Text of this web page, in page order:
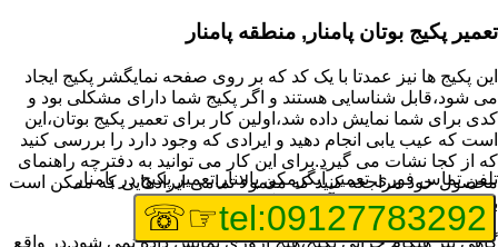
تعمیر پکیج بوتان پامنار, منطقه پامنار
این پکیج ها نیز عمدتا با یک کد که بر روی صفحه نمایگشر پکیج ایجاد
می شود،قابل شناسایی هستند و اگر پکیج شما دارای مشکلی بود و
کدی برای شما نمایش داده شد،اولین کار برای تعمیر پکیج بوتان،این
است که عیب یابی انجام دهید و ایرادی که وجود دارد را بررسی کنید
که از کجا نشات می گیرد.برای این کار می توانید به دفترچه راهنمای
محصول خود مراجعه کنید که معمولا تمامی ایرادهایی که ممکن است
برای پکیج پیش بیاید در آن قرار گرفته است.
گاهی نیز هنگام خرابی پکیج،هیچ اروری نمایش داده نمی شود.در واقع
تلفن تماس فوریتعمیر آبگرمکن پامنار,تعمیر پکیج در پامنار
tel:09127783292
☞☏